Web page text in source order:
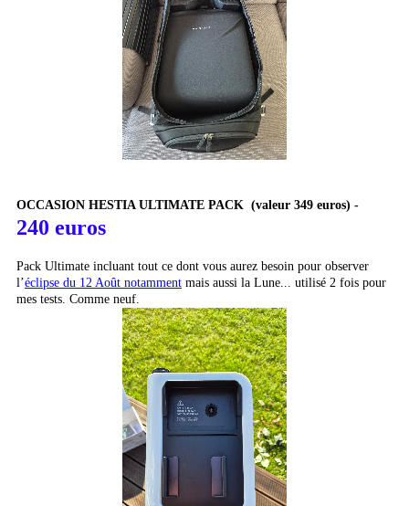
OCCASION HESTIA ULTIMATE PACK (valeur 349 euros) -
240 euros
Pack Ultimate incluant tout ce dont vous aurez besoin pour observer
l’éclipse du 12 Août notamment mais aussi la Lune... utilisé 2 fois pour
mes tests. Comme neuf.